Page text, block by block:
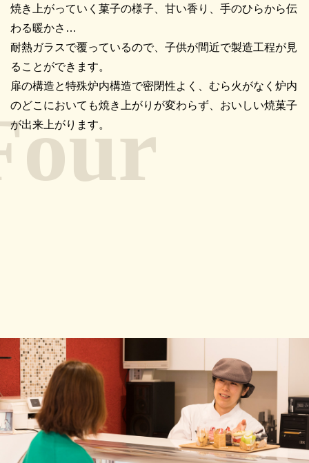
焼き上がっていく菓子の様子、甘い香り、手のひらから伝
わる暖かさ…
耐熱ガラスで覆っているので、子供が間近で製造工程が見
ることができます。
扉の構造と特殊炉内構造で密閉性よく、むら火がなく炉内
のどこにおいても焼き上がりが変わらず、おいしい焼菓子
が出来上がります。